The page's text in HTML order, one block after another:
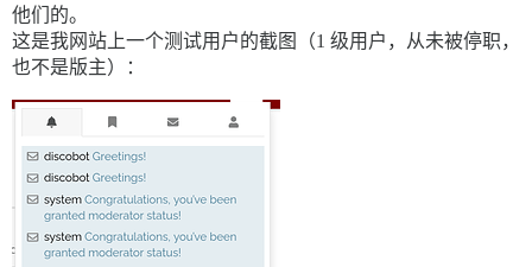
他们的。
这是我网站上一个测试用户的截图（1 级用户，从未被停职，
也不是版主）：